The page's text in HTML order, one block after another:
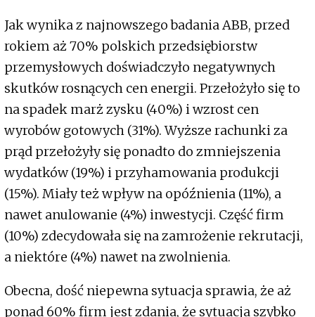
Jak wynika z najnowszego badania ABB, przed
rokiem aż 70% polskich przedsiębiorstw
przemysłowych doświadczyło negatywnych
skutków rosnących cen energii. Przełożyło się to
na spadek marż zysku (40%) i wzrost cen
wyrobów gotowych (31%). Wyższe rachunki za
prąd przełożyły się ponadto do zmniejszenia
wydatków (19%) i przyhamowania produkcji
(15%). Miały też wpływ na opóźnienia (11%), a
nawet anulowanie (4%) inwestycji. Część firm
(10%) zdecydowała się na zamrożenie rekrutacji,
a niektóre (4%) nawet na zwolnienia.
Obecna, dość niepewna sytuacja sprawia, że aż
ponad 60% firm jest zdania, że sytuacja szybko